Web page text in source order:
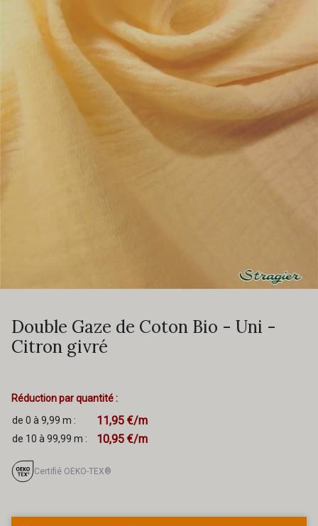
Double Gaze de Coton Bio - Uni -
Citron givré
Réduction par quantité :
de 0 à 9,99 m :
11,95 €/m
de 10 à 99,99 m : 10,95 €/m
Certifié OEKO-TEX®